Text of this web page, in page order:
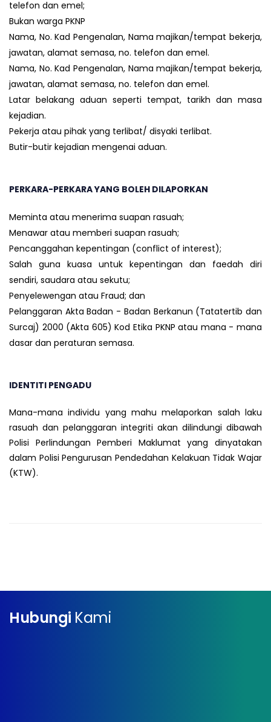
telefon dan emel;
Bukan warga PKNP
Nama, No. Kad Pengenalan, Nama majikan/tempat bekerja,
jawatan, alamat semasa, no. telefon dan emel.
Nama, No. Kad Pengenalan, Nama majikan/tempat bekerja,
jawatan, alamat semasa, no. telefon dan emel.
Latar belakang aduan seperti tempat, tarikh dan masa
kejadian.
Pekerja atau pihak yang terlibat/ disyaki terlibat.
Butir-butir kejadian mengenai aduan.
PERKARA-PERKARA YANG BOLEH DILAPORKAN
Meminta atau menerima suapan rasuah;
Menawar atau memberi suapan rasuah;
Pencanggahan kepentingan (conflict of interest);
Salah guna kuasa untuk kepentingan dan faedah diri
sendiri, saudara atau sekutu;
Penyelewengan atau Fraud; dan
Pelanggaran Akta Badan - Badan Berkanun (Tatatertib dan
Surcaj) 2000 (Akta 605) Kod Etika PKNP atau mana - mana
dasar dan peraturan semasa.
IDENTITI PENGADU
Mana-mana individu yang mahu melaporkan salah laku
rasuah dan pelanggaran integriti akan dilindungi dibawah
Polisi Perlindungan Pemberi Maklumat yang dinyatakan
dalam Polisi Pengurusan Pendedahan Kelakuan Tidak Wajar
(KTW).
Hubungi Kami